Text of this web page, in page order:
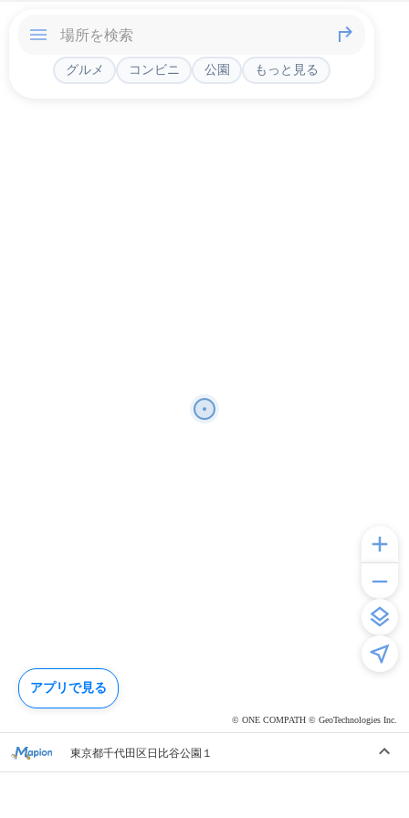
© ONE COMPATH © GeoTechnologies Inc.
グルメ コンビニ 公園 もっと見る
東京都千代田区日比谷公園１
アプリで見る